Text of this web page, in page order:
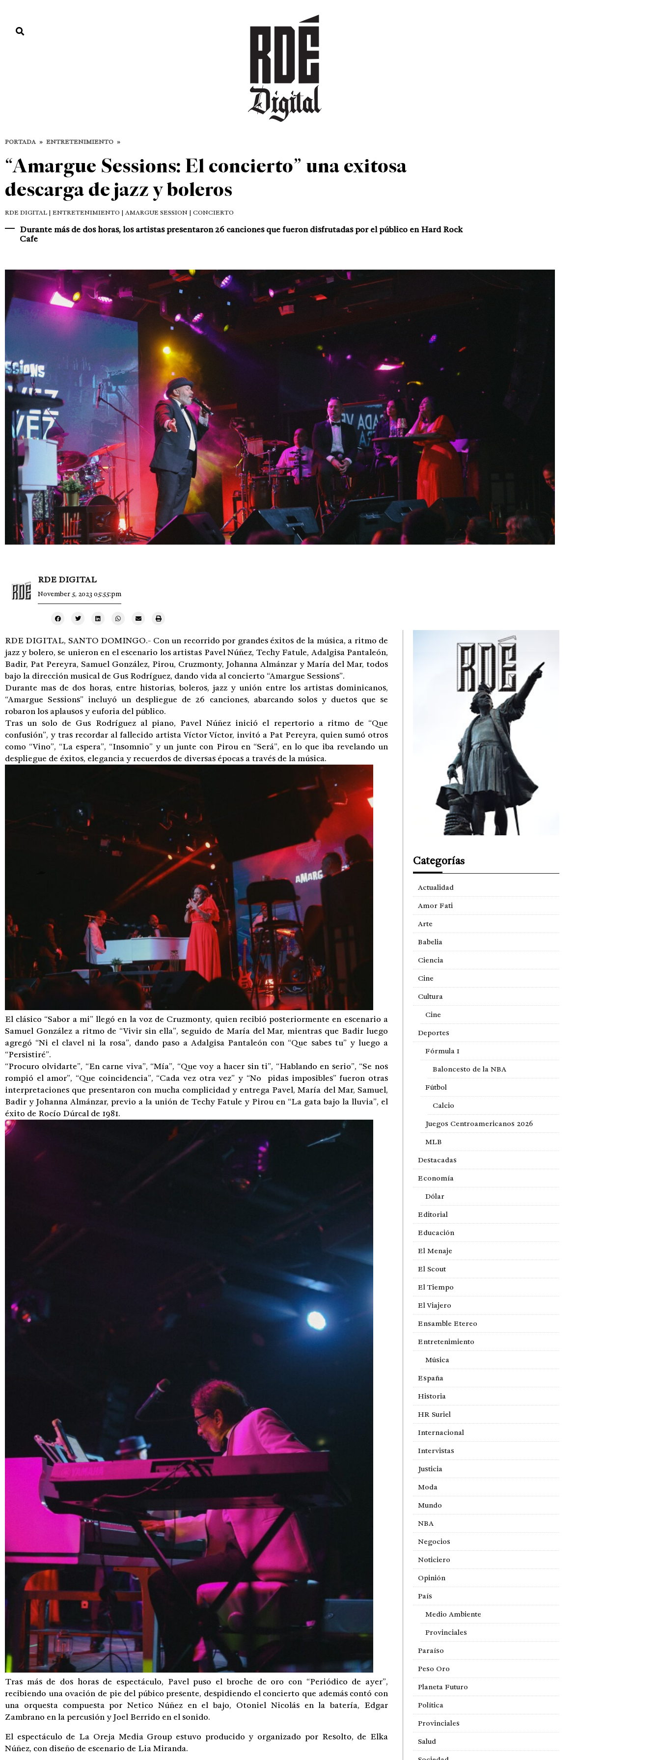
DEPORTES CULTURA ENTRETENIMIENTO
PORTADA » ENTRETENIMIENTO »
“Amargue Sessions: El concierto” una exitosa
descarga de jazz y boleros
RDE DIGITAL | ENTRETENIMIENTO | AMARGUE SESSION | CONCIERTO
Durante más de dos horas, los artistas presentaron 26 canciones que fueron disfrutadas por el público en Hard Rock
Cafe
RDE DIGITAL
November 5, 2023 05:55:pm
RDE DIGITAL, SANTO DOMINGO.- Con un recorrido por grandes éxitos de la música, a ritmo de
jazz y bolero, se unieron en el escenario los artistas Pavel Núñez, Techy Fatule, Adalgisa Pantaleón,
Badir, Pat Pereyra, Samuel González, Pirou, Cruzmonty, Johanna Almánzar y María del Mar, todos
bajo la dirección musical de Gus Rodríguez, dando vida al concierto “Amargue Sessions”.
Durante mas de dos horas, entre historias, boleros, jazz y unión entre los artistas dominicanos,
“Amargue Sessions” incluyó un despliegue de 26 canciones, abarcando solos y duetos que se
robaron los aplausos y euforia del público.
Tras un solo de Gus Rodríguez al piano, Pavel Núñez inició el repertorio a ritmo de “Que
confusión”, y tras recordar al fallecido artista Víctor Víctor, invitó a Pat Pereyra, quien sumó otros
como “Vino”, “La espera”, “Insomnio” y un junte con Pirou en “Será”, en lo que iba revelando un
despliegue de éxitos, elegancia y recuerdos de diversas épocas a través de la música.
El clásico “Sabor a mi” llegó en la voz de Cruzmonty, quien recibió posteriormente en escenario a
Samuel González a ritmo de “Vivir sin ella”, seguido de María del Mar, mientras que Badir luego
agregó “Ni el clavel ni la rosa”, dando paso a Adalgisa Pantaleón con “Que sabes tu” y luego a
“Persistiré”.
“Procuro olvidarte”, “En carne viva”, “Mía”, “Que voy a hacer sin ti”, “Hablando en serio”, “Se nos
rompió el amor”, “Que coincidencia”, “Cada vez otra vez” y “No pidas imposibles” fueron otras
interpretaciones que presentaron con mucha complicidad y entrega Pavel, María del Mar, Samuel,
Badir y Johanna Almánzar, previo a la unión de Techy Fatule y Pirou en “La gata bajo la lluvia”, el
éxito de Rocío Dúrcal de 1981.
Tras más de dos horas de espectáculo, Pavel puso el broche de oro con “Periódico de ayer”,
recibiendo una ovación de pie del púbico presente, despidiendo el concierto que además contó con
una orquesta compuesta por Netico Núñez en el bajo, Otoniel Nicolás en la batería, Edgar
Zambrano en la percusión y Joel Berrido en el sonido.
El espectáculo de La Oreja Media Group estuvo producido y organizado por Resolto, de Elka
Núñez, con diseño de escenario de Lia Miranda.
Categorías
Actualidad
Amor Fati
Arte
Babelia
Ciencia
Cine
Cultura
Cine
Deportes
Fórmula 1
Baloncesto de la NBA
Fútbol
Calcio
Juegos Centroamericanos 2026
MLB
Destacadas
Economía
Dólar
Editorial
Educación
El Menaje
El Scout
El Tiempo
El Viajero
Ensamble Etereo
Entretenimiento
Música
España
Historia
HR Suriel
Internacional
Intervistas
Justicia
Moda
Mundo
NBA
Negocios
Noticiero
Opinión
País
Medio Ambiente
Provinciales
Paraíso
Peso Oro
Planeta Futuro
Política
Provinciales
Salud